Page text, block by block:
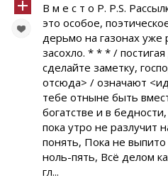
В м е с т о P. P.S.
это особое,
дерьмо на газонах уже
засохло. * * * /
сделайте заметку,
отсюда> / означают
тебе отныне быть
богатстве и в
пока утро не разлучит
понять, Пока не
ноль-пять, Всё делом
гл...